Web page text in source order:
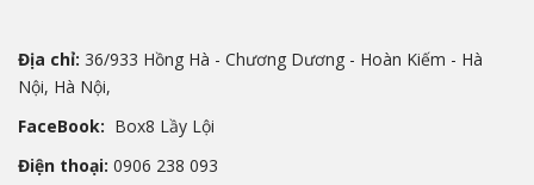
Địa chỉ: 36/933 Hồng Hà - Chương Dương - Hoàn Kiếm - Hà
Nội, Hà Nội,
FaceBook: Box8 Lầy Lội
Điện thoại: 0906 238 093